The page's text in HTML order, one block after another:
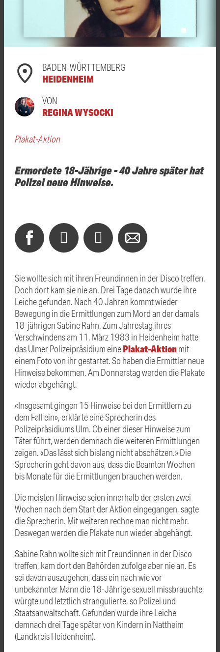
BADEN-WÜRTTEMBERG
HEIDENHEIM
VON
REGINA WYSOCKI
Plakat-Aktion
Ermordete 18-Jährige - 40 Jahre später hat
Polizei neue Hinweise.
Sie wollte sich mit ihren Freundinnen in der Disco treffen.
Doch dort kam sie nie an. Drei Tage danach wurde ihre
Leiche gefunden. Nach 40 Jahren kommt wieder
Bewegung in die Ermittlungen zum Mord an der damals
18-jährigen Sabine Rahn. Zum Jahrestag ihres
Verschwindens am 11. März 1983 in Heidenheim hatte
das Ulmer Polizeipräsidium einePlakat-Aktion mit
einem Foto von ihr gestartet. So haben die Ermittler neue
Hinweise bekommen. Am Donnerstag werden die Plakate
wieder abgehängt.
«Insgesamt gingen 15 Hinweise bei den Ermittlern zu
dem Fall ein», erklärte eine Sprecherin des
Polizeipräsidiums Ulm. Ob einer dieser Hinweise zum
Täter führt, werden demnach die weiteren Ermittlungen
zeigen. «Das lässt sich bislang nicht abschätzen.» Die
Sprecherin geht davon aus, dass die Beamten Wochen
bis Monate für die Ermittlungen brauchen werden.
Die meisten Hinweise seien innerhalb der ersten zwei
Wochen nach dem Start der Aktion eingegangen, sagte
die Sprecherin. Mit weiteren rechne man nicht mehr.
Deswegen werden die Plakate nun wieder abgehängt.
Sabine Rahn wollte sich mit Freundinnen in der Disco
treffen, kam dort den Behörden zufolge aber nie an. Es
sei davon auszugehen, dass ein nach wie vor
unbekannter Mann die 18-Jährige sexuell missbrauchte,
würgte und letztlich strangulierte, so Polizei und
Staatsanwaltschaft. Gefunden wurde ihre Leiche
demnach drei Tage später von Kindern in Nattheim
(Landkreis Heidenheim).